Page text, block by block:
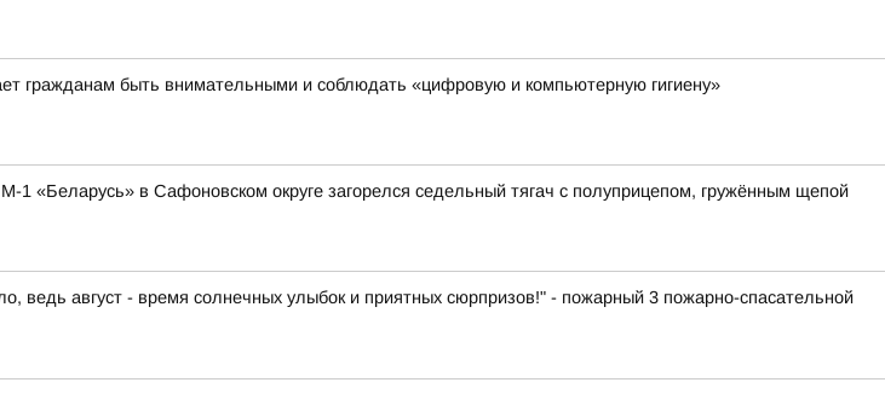
гражданам быть внимательными и соблюдать «цифровую и компьютерную гигиену»
1 «Беларусь» в Сафоновском округе загорелся седельный тягач с полуприцепом, гружённым щепой
ведь август - время солнечных улыбок и приятных сюрпризов!" - пожарный 3 пожарно-спасательной